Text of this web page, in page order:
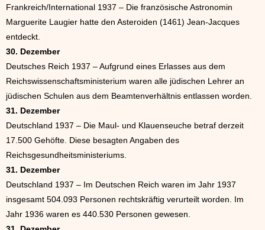
Frankreich/International 1937 – Die französische Astronomin
Marguerite Laugier hatte den Asteroiden (1461) Jean-Jacques
entdeckt.
30. Dezember
Deutsches Reich 1937 – Aufgrund eines Erlasses aus dem
Reichswissenschaftsministerium waren alle jüdischen Lehrer an
jüdischen Schulen aus dem Beamtenverhältnis entlassen worden.
31. Dezember
Deutschland 1937 – Die Maul- und Klauenseuche betraf derzeit
17.500 Gehöfte. Diese besagten Angaben des
Reichsgesundheitsministeriums.
31. Dezember
Deutschland 1937 – Im Deutschen Reich waren im Jahr 1937
insgesamt 504.093 Personen rechtskräftig verurteilt worden. Im
Jahr 1936 waren es 440.530 Personen gewesen.